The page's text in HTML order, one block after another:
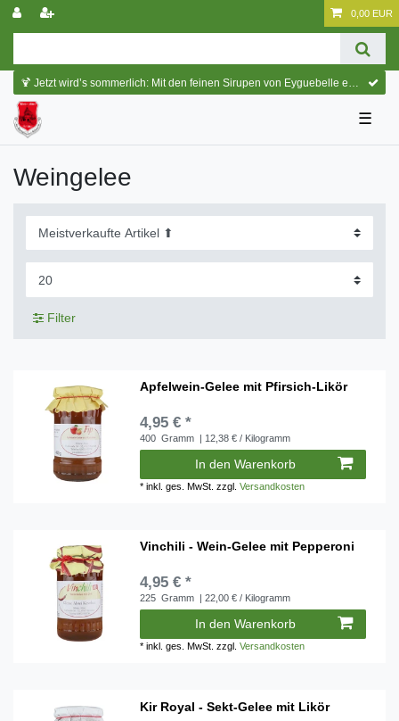
0,00 EUR
🍹 Jetzt wird’s sommerlich: Mit den feinen Sirupen von Eyguebelle entstehen erfrischende Cocktails und köstliche Sommerdrinks.
☰
Weingelee
Filter
Apfelwein-Gelee mit Pfirsich-Likör
4,95 € *
400 Gramm | 12,38 € / Kilogramm
In den Warenkorb
*inkl. ges. MwSt. zzgl.Versandkosten
Vinchili - Wein-Gelee mit Pepperoni
4,95 € *
225 Gramm | 22,00 € / Kilogramm
In den Warenkorb
*inkl. ges. MwSt. zzgl.Versandkosten
Kir Royal - Sekt-Gelee mit Likör